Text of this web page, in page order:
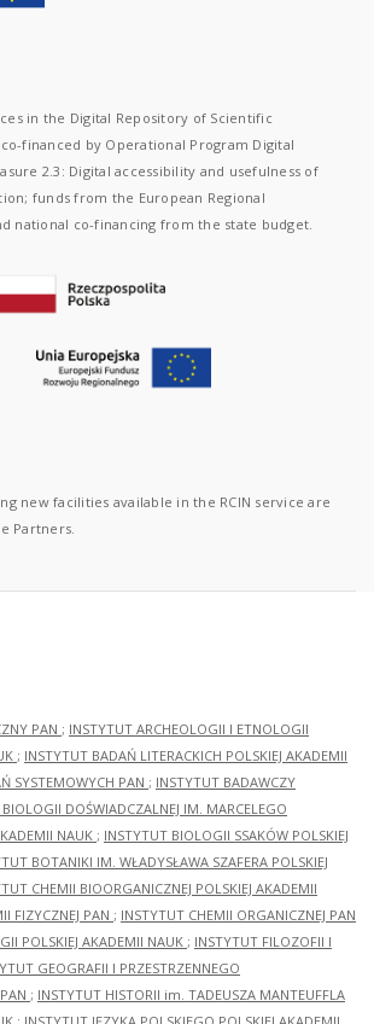
in the Digital Repository of Scientific
financed by Operational Program Digital
2.3: Digital accessibility and usefulness of
funds from the European Regional
national co-financing from the state budget.
new facilities available in the RCIN service are
Partners.
PAN ; INSTYTUT ARCHEOLOGII I ETNOLOGII
; INSTYTUT BADAŃ LITERACKICH POLSKIEJ AKADEMII
SYSTEMOWYCH PAN ; INSTYTUT BADAWCZY
DOŚWIADCZALNEJ IM. MARCELEGO
NAUK ; INSTYTUT BIOLOGII SSAKÓW POLSKIEJ
BOTANIKI IM. WŁADYSŁAWA SZAFERA POLSKIEJ
CHEMII BIOORGANICZNEJ POLSKIEJ AKADEMII
FIZYCZNEJ PAN ; INSTYTUT CHEMII ORGANICZNEJ PAN
POLSKIEJ AKADEMII NAUK ; INSTYTUT FILOZOFII I
GEOGRAFII I PRZESTRZENNEGO
; INSTYTUT HISTORII im. TADEUSZA MANTEUFFLA